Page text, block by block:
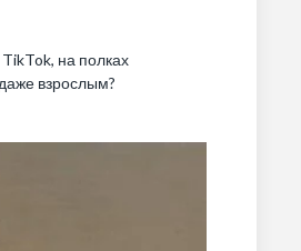
на полках
взрослым?